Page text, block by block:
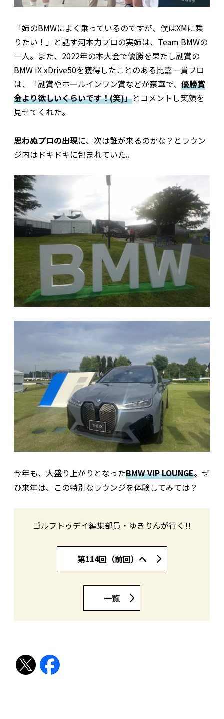
「姉のBMWによく乗っているのですが、僕はXMに乗
りたい！」と話す河本力プロの実姉は、Team BMWの
一人。また、2022年の本大会で優勝を果たし副賞の
BMW iX xDrive50を獲得したことのある比嘉一貴プロ
は、「副賞やホールインワン賞などが豪華で、 優勝賞
金より欲しいくらいです！(笑)」とコメントし笑顔を
見せてくれた。
思わぬプロの出現に、次は誰が来るのかな？とラウン
ジ内はドキドキに包まれていた。
今年も、大盛り上がりとなったBMW VIP LOUNGE。ぜ
ひ来年は、この特別なラウンジを体験してみては？
ゴルフトゥデイ編集部員・ゆきりんが行く!!
第114回（前回）へ
一覧